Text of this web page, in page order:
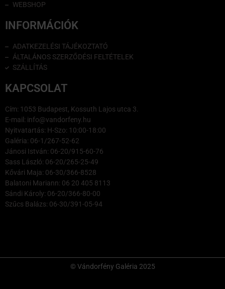
WEBSHOP
INFORMÁCIÓK
ADATKEZELÉSI TÁJÉKOZTATÓ
ÁLTALÁNOS SZERZŐDÉSI FELTÉTELEK
SZÁLLÍTÁS
KAPCSOLAT
Cím: 1053 Budapest, Kossuth Lajos utca 3.
E-mail: info@vandorfeny.hu
Nyitvatartás: H-Szo: 10:00-18:00
Galéria: 06-1/267-52-62
Jánosi István: 06-20/915-60-76
Sass László: 06-20/265-25-49
Kővári Maja: 06-30/366-8528
Balatoni Mariann: 06 20 405 8113
Sándi Károly: 06-20/366-80-00
Szűcs Balázs: 06-30/391-05-94
© Vándorfény Galéria 2025